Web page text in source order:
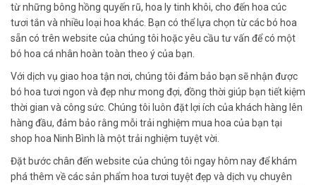
từ những bông hồng quyến rũ, hoa ly tinh khôi, cho đến hoa cúc
tươi tắn và nhiều loại hoa khác. Bạn có thể lựa chọn từ các bó hoa
sẵn có trên website của chúng tôi hoặc yêu cầu tư vấn để có một
bó hoa cá nhân hoàn toàn theo ý của bạn.
Với dịch vụ giao hoa tận nơi, chúng tôi đảm bảo bạn sẽ nhận được
bó hoa tươi ngon và đẹp như mong đợi, đồng thời giúp bạn tiết kiệm
thời gian và công sức. Chúng tôi luôn đặt lợi ích của khách hàng lên
hàng đầu, đảm bảo rằng mỗi trải nghiệm mua hoa của bạn tại
shop hoa Ninh Bình là một trải nghiệm tuyệt vời.
Đặt bước chân đến website của chúng tôi ngay hôm nay để khám
phá thêm về các sản phẩm hoa tươi tuyệt đẹp và dịch vụ chuyên